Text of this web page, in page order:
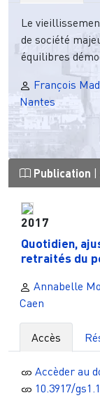
Le
de société
équilibres
François
Nantes
Publication |
2017
Quotidien,
retraités du
Annabelle
Caen
Accès
Accèder au
10.3917/